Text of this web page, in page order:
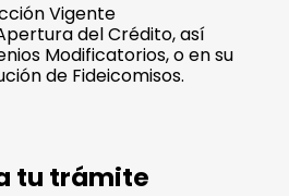
Vigente
del Crédito, así
Modificatorios, o en su
de Fideicomisos.
tu trámite